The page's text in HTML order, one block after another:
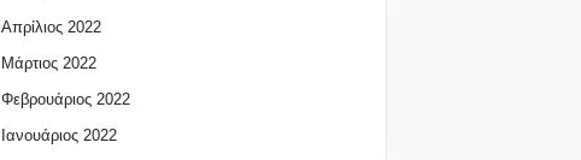
Απρίλιος 2022
Μάρτιος 2022
Φεβρουάριος 2022
Ιανουάριος 2022